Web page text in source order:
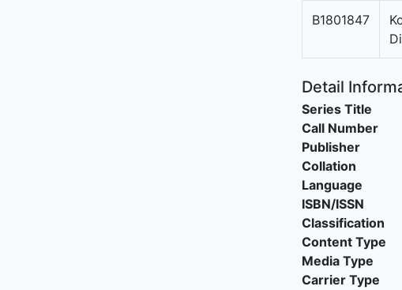
B1801847
Detail
Series Title
Call Number
Publisher
Collation
Language
ISBN/ISSN
Classification
Content Type
Media Type
Carrier Type